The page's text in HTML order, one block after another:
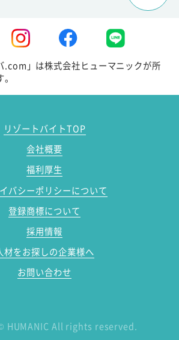
.com」は株式会社ヒューマニックが所
リゾートバイトTOP
会社概要
福利厚生
バシーポリシーについて
登録商標について
採用情報
材をお探しの企業様へ
お問い合わせ
HUMANIC All rights reserved.